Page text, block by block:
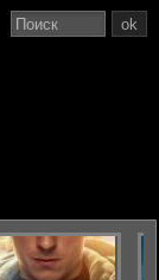
ok